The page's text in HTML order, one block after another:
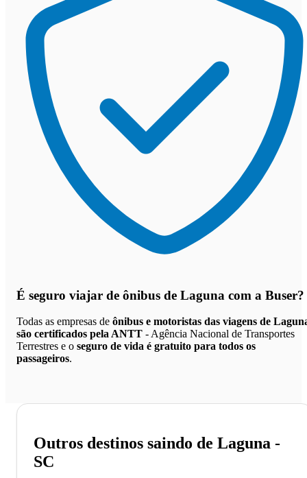
É seguro viajar de ônibus de Laguna com a Buser?
Todas as empresas de ônibus e motoristas das viagens de
são certificados pela ANTT - Agência Nacional de Transportes
Terrestres e o seguro de vida é gratuito para todos os
passageiros.
Outros destinos saindo de Laguna -
SC